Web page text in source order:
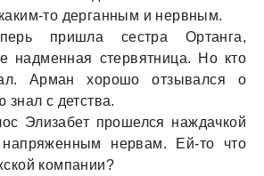
то дерганным и нервным.
пришла сестра Ортанга,
надменная стервятница. Но кто
Арман хорошо отзывался о
знал с детства.
Элизабет прошелся наждачкой
нервам. Ей-то что
компании?